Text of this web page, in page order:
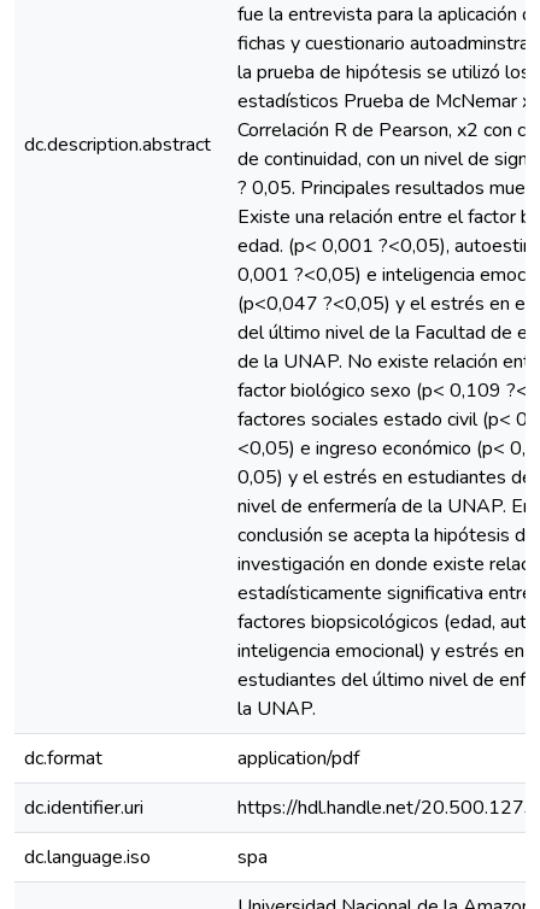
dc.description.abstract
fue la entrevista para la aplicación
fichas y cuestionario
la prueba de hipótesis se utilizó los
estadísticos Prueba de McNemar
Correlación R de Pearson, x2 con
de continuidad, con un nivel de
? 0,05. Principales resultados
Existe una relación entre el factor
edad. (p< 0,001 ?<0,05),
0,001 ?<0,05) e inteligencia
(p<0,047 ?<0,05) y el estrés en
del último nivel de la Facultad de
de la UNAP. No existe relación
factor biológico sexo (p< 0,109
factores sociales estado civil (p<
<0,05) e ingreso económico (p<
0,05) y el estrés en estudiantes
nivel de enfermería de la UNAP. En
conclusión se acepta la hipótesis de
investigación en donde existe
estadísticamente significativa entre
factores biopsicológicos (edad,
inteligencia emocional) y estrés en
estudiantes del último nivel de
la UNAP.
dc.format
application/pdf
dc.identifier.uri
https://hdl.handle.net/
dc.language.iso
spa